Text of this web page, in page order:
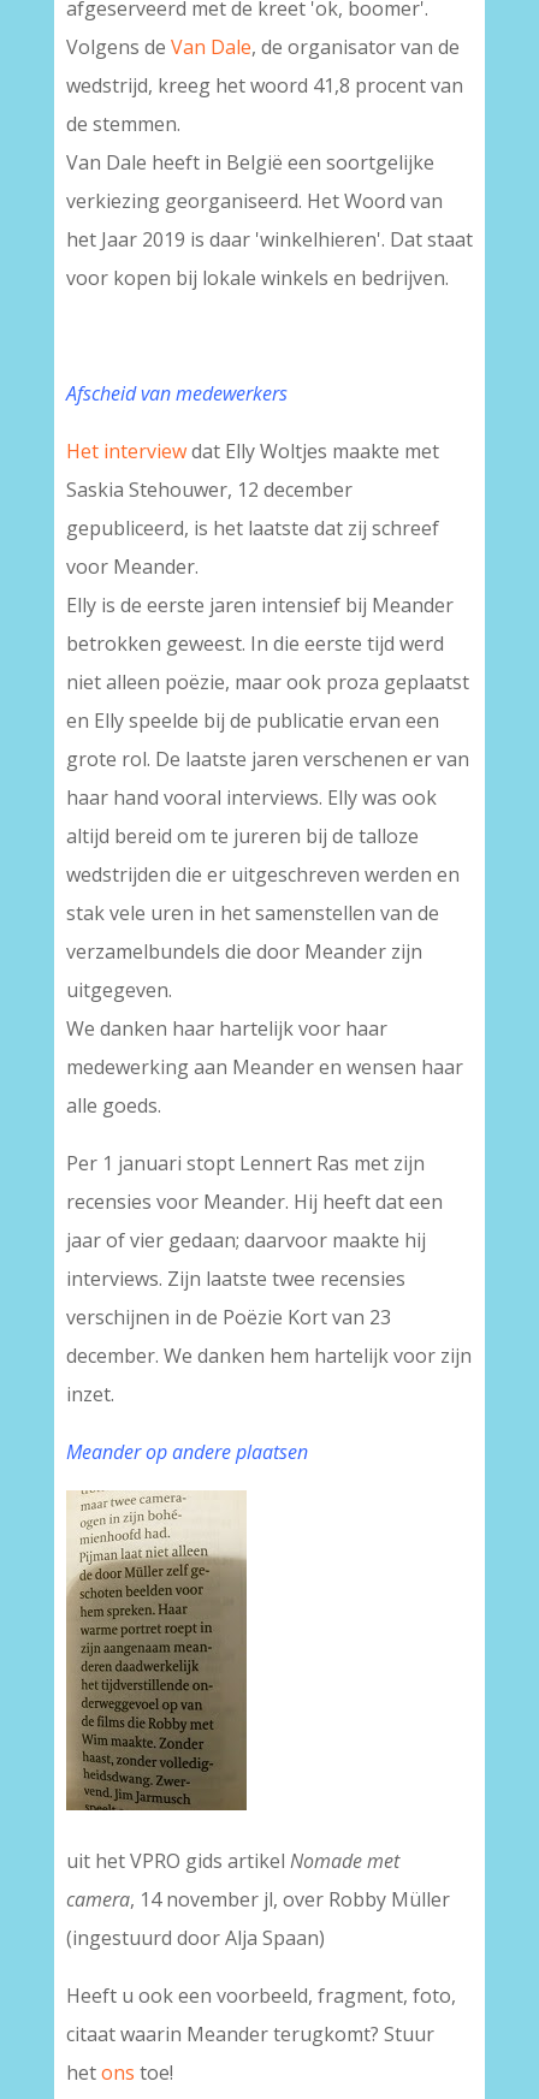
afgeserveerd met de kreet 'ok, boomer'.
Volgens de Van Dale, de organisator van de
wedstrijd, kreeg het woord 41,8 procent van
de stemmen.
Van Dale heeft in België een soortgelijke
verkiezing georganiseerd. Het Woord van
het Jaar 2019 is daar 'winkelhieren'. Dat staat
voor kopen bij lokale winkels en bedrijven.
Afscheid van medewerkers
Het interviewdat Elly Woltjes maakte met
Saskia Stehouwer, 12 december
gepubliceerd, is het laatste dat zij schreef
voor Meander.
Elly is de eerste jaren intensief bij Meander
betrokken geweest. In die eerste tijd werd
niet alleen poëzie, maar ook proza geplaatst
en Elly speelde bij de publicatie ervan een
grote rol. De laatste jaren verschenen er van
haar hand vooral interviews. Elly was ook
altijd bereid om te jureren bij de talloze
wedstrijden die er uitgeschreven werden en
stak vele uren in het samenstellen van de
verzamelbundels die door Meander zijn
uitgegeven.
We danken haar hartelijk voor haar
medewerking aan Meander en wensen haar
alle goeds.
Per 1 januari stopt Lennert Ras met zijn
recensies voor Meander. Hij heeft dat een
jaar of vier gedaan; daarvoor maakte hij
interviews. Zijn laatste twee recensies
verschijnen in de Poëzie Kort van 23
december. We danken hem hartelijk voor zijn
inzet.
Meander op andere plaatsen
uit het VPRO gids artikel Nomade met
camera, 14 november jl, over Robby Müller
(ingestuurd door Alja Spaan)
Heeft u ook een voorbeeld, fragment, foto,
citaat waarin Meander terugkomt? Stuur
hetons toe!